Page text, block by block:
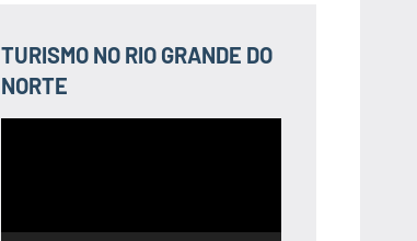
TURISMO NO RIO GRANDE DO
NORTE